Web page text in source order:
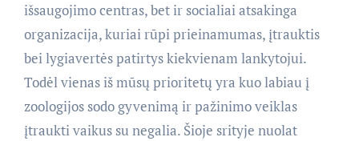
išsaugojimo centras, bet ir socialiai atsakinga
organizacija, kuriai rūpi prieinamumas, įtrauktis
bei lygiavertės patirtys kiekvienam lankytojui.
Todėl vienas iš mūsų prioritetų yra kuo labiau į
zoologijos sodo gyvenimą ir pažinimo veiklas
įtraukti vaikus su negalia. Šioje srityje nuolat